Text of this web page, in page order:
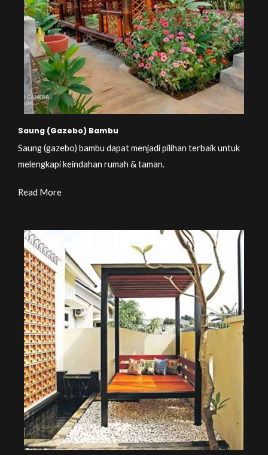
Saung (Gazebo) Bambu
Saung (gazebo) bambu dapat menjadi pilihan terbaik untuk
melengkapi keindahan rumah & taman.
Read More